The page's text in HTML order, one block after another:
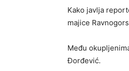
Kako javlja
majice
Među
Đorđević.